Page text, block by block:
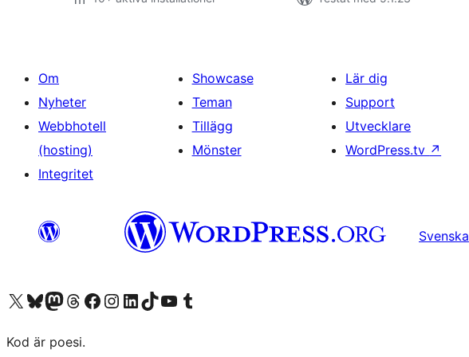
Om
Nyheter
Webbhotell
(hosting)
Integritet
Showcase
Teman
Tillägg
Mönster
Lär dig
Support
Utvecklare
WordPress.tv ↗
Svenska
Besök vår X-konto (f.d. Twitter)
Besök vårt Bluesky-konto
Besök vårt Mastodon-konto
Besök vårt Thread-konto
Besök vår Facebook-sidaBesök vårt Instagram-konto
Besök vårt LinkedIn-konto
Besök vårt TikTok-konto
Besök vår YouTube-kanalBesök vårt Tumblr-konto
Kod är poesi.